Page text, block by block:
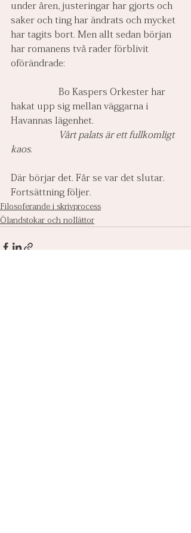
under åren, justeringar har gjorts och
saker och ting har ändrats och mycket
har tagits bort. Men allt sedan början
har romanens två rader förblivit
oförändrade:
hakat upp sig mellan väggarna i
Havannas lägenhet.
Vårt palats är ett fullkomligt
kaos.
Där börjar det. Får se var det slutar.
Fortsättning följer.
Filosoferande i skrivprocess
Ölandstokar och nollåttor